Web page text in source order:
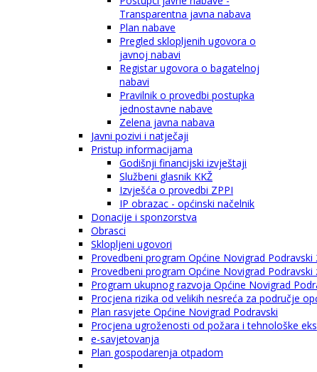
Transparentna javna nabava
Plan nabave
Pregled sklopljenih ugovora o
javnoj nabavi
Registar ugovora o bagatelnoj
nabavi
Pravilnik o provedbi postupka
jednostavne nabave
Zelena javna nabava
Javni pozivi i natječaji
Pristup informacijama
Godišnji financijski izvještaji
Službeni glasnik KKŽ
Izvješća o provedbi ZPPI
IP obrazac - općinski načelnik
Donacije i sponzorstva
Obrasci
Sklopljeni ugovori
Provedbeni program Općine Novigrad Podravski
Provedbeni program Općine Novigrad Podravski
Program ukupnog razvoja Općine Novigrad
Procjena rizika od velikih nesreća za područje
Plan rasvjete Općine Novigrad Podravski
Procjena ugroženosti od požara i tehnološke
e-savjetovanja
Plan gospodarenja otpadom